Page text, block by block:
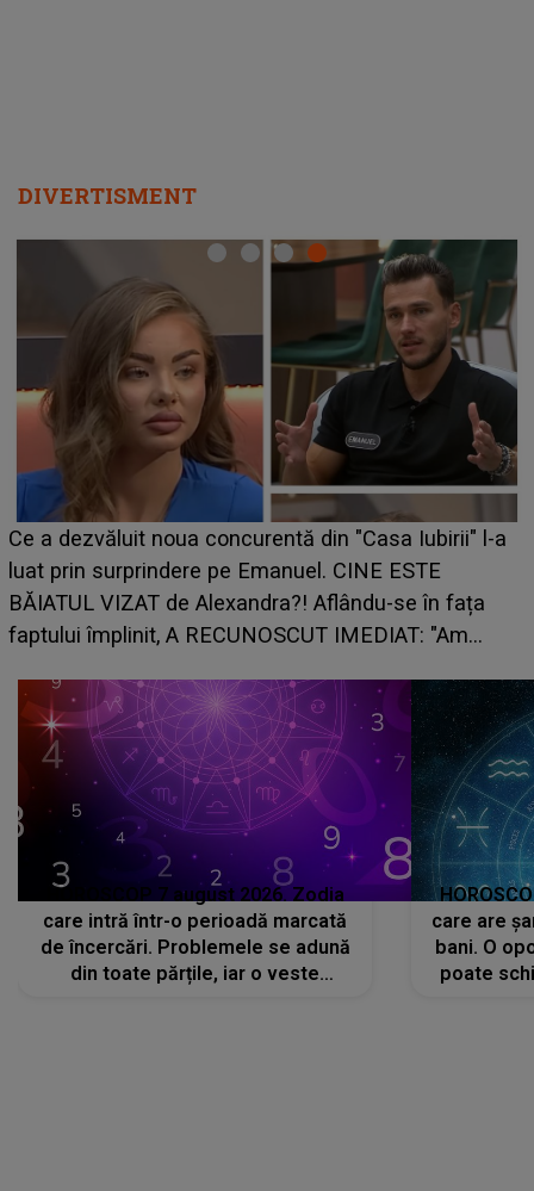
DIVERTISMENT
HOROSCOP de weekend, 8-9 august 2026. Zodia
care riscă să rămână fără bani. O decizie luată în
grabă îi aduce pierderi semnificative și îi dă toate
planurile peste cap
HOROSCOP 7 august 2026. Zodia
care intră într-o perioadă marcată
de încercări. Problemele se adună
din toate părțile, iar o veste
care are
bani. O
poate